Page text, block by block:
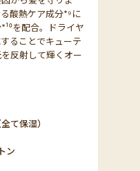
酸熱ケア成分*⁹に
を配合。ドライヤ
ることでキューテ
反射して輝くオー
て保湿）
ン